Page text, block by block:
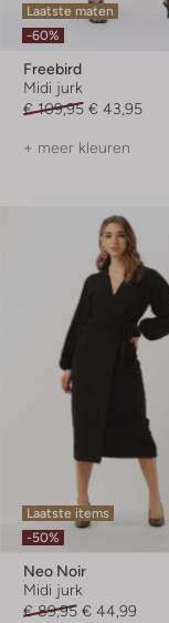
Laatste maten
-60%
Freebird
Midi jurk
€ 109,95 € 43,95
+ meer kleuren
Laatste items
-50%
Neo Noir
Midi jurk
€ 89,95 € 44,99